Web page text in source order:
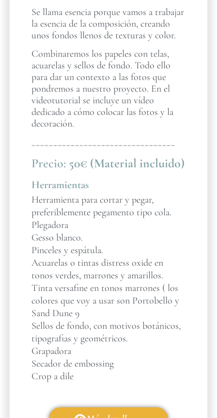
Se llama esencia porque vamos a trabajar
la esencia de la composición, creando
unos fondos llenos de texturas y color.
Combinaremos los papeles con telas,
acuarelas y sellos de fondo. Todo ello
para dar un contexto a las fotos que
pondremos a nuestro proyecto. En el
videotutorial se incluye un vídeo
dedicado a cómo colocar las fotos y la
decoración.
_________________________________
Precio: 50€ (Material incluido)
Herramientas
Herramienta para cortar y pegar,
preferiblemente pegamento tipo cola.
Plegadora
Gesso blanco.
Pinceles y espátula.
Acuarelas o tintas distress oxide en
tonos verdes, marrones y amarillos.
Tinta versafine en tonos marrones ( los
colores que voy a usar son Portobello y
Sand Dune 9
Sellos de fondo, con motivos botánicos,
tipografias y geométricos.
Grapadora
Secador de embossing
Crop a dile